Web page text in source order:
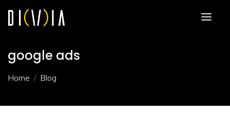
google ads
Home Blog